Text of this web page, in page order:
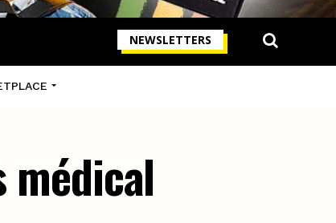
NEWSLETTERS
médical